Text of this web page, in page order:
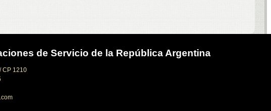
de Servicio de la República Argentina
CP 1210